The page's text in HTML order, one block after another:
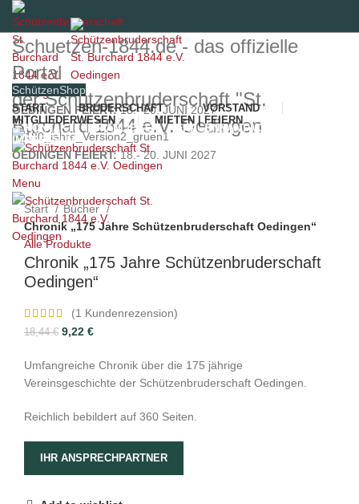
OEDINGEN FEIERT:18.- 20. JUNI 2027
KONTAKTE IHR ANLIEGEN
FRAGEN&ANTWORTEN
IMPRESSUM
OEDINGEN FEIERT:18.- 20. JUNI 2027
Schuetzen-1844.de - das offizielle
Portal
der Schützenbruderschaft "St.
Burchard 1844 e.V. Oedingen
Menu
SchützenShop
START BRUDERSCHAFT
VORSTAND
MITGLIEDERWESEN
MIETEN | FEIERN
-50%
Zum vergrößern klicken
Start
Bücher
Chronik „175 Jahre Schützenbruderschaft Oedingen“
Alle Produkte
Chronik „175 Jahre Schützenbruderschaft
Oedingen“
(1 Kundenrezension)
18,44€ Ursprünglicher
war:
18,44 €
9,22 €Aktueller
ist:
9,22 €.
Umfangreiche Chronik über die 175 jährige
Vereinsgeschichte der Schützenbruderschaft Oedingen.
Reichlich bebildert auf 360 Seiten.
IHR ANSPRECHPARTNER